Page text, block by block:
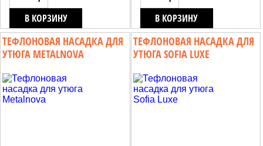
В КОРЗИНУ В КОРЗИНУ
ТЕФЛОНОВАЯ НАСАДКА ДЛЯ
УТЮГА METALNOVA
ТЕФЛОНОВАЯ НАСАДКА ДЛЯ
УТЮГА SOFIA LUXE